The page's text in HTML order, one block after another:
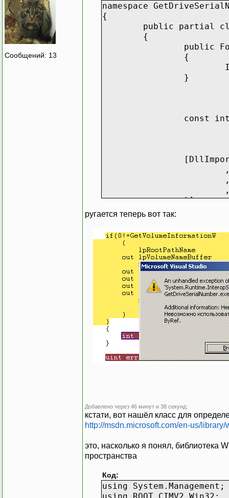
Сообщений: 13
namespace
{
public partial
{
public
{
}
const int
)]
);
)]
(
ругается теперь вот так:
Добавлено через 46 минут и 38 секунд:
кстати, вот нашёл класс для
http://msdn.microsoft.com/en-us/
это, насколько я понял, библиотека
пространства
Код:
using System.Management;
using ROOT.CIMV2.Win32;